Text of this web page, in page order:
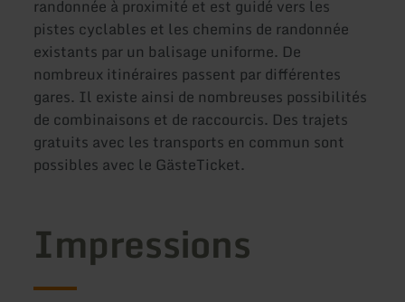
randonnée à proximité et est guidé vers les
pistes cyclables et les chemins de randonnée
existants par un balisage uniforme. De
nombreux itinéraires passent par différentes
gares. Il existe ainsi de nombreuses possibilités
de combinaisons et de raccourcis. Des trajets
gratuits avec les transports en commun sont
possibles avec le GästeTicket.
Impressions